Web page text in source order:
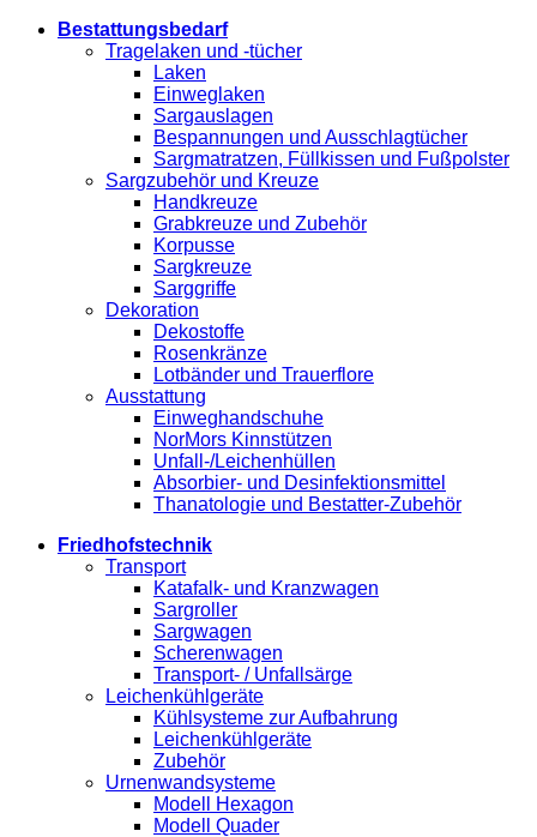
Bestattungsbedarf
Tragelaken und -tücher
Laken
Einweglaken
Sargauslagen
Bespannungen und Ausschlagtücher
Sargmatratzen, Füllkissen und Fußpolster
Sargzubehör und Kreuze
Handkreuze
Grabkreuze und Zubehör
Korpusse
Sargkreuze
Sarggriffe
Dekoration
Dekostoffe
Rosenkränze
Lotbänder und Trauerflore
Ausstattung
Einweghandschuhe
NorMors Kinnstützen
Unfall-/Leichenhüllen
Absorbier- und Desinfektionsmittel
Thanatologie und Bestatter-Zubehör
Friedhofstechnik
Transport
Katafalk- und Kranzwagen
Sargroller
Sargwagen
Scherenwagen
Transport- / Unfallsärge
Leichenkühlgeräte
Kühlsysteme zur Aufbahrung
Leichenkühlgeräte
Zubehör
Urnenwandsysteme
Modell Hexagon
Modell Quader